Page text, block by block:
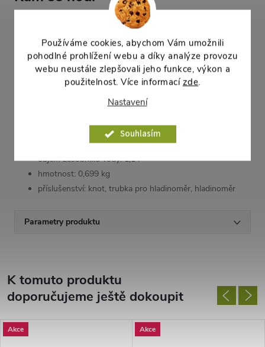
Používáme cookies, abychom Vám umožnili
pohodlné prohlížení webu a díky analýze provozu
webu neustále zlepšovali jeho funkce, výkon a
použitelnost. Více informací zde.
Nastavení
Souhlasím
do interiéru– na parapet, kuchyňskou linku
nebo polici. Kompaktní šířka 30,8 cm padne i na užší
parapety.
Parametry
výška: 16,6 cm
objem substrátu: 3,2 l
objem zásobníku vody: 1,1 l
hmotnost: 0,699 kg
příslušenství: knot, trubka pro hladinoměr, hladinoměr
Parametry produktu
K tomuto produktu
doporučujeme ještě dokoupit
Akce Akce